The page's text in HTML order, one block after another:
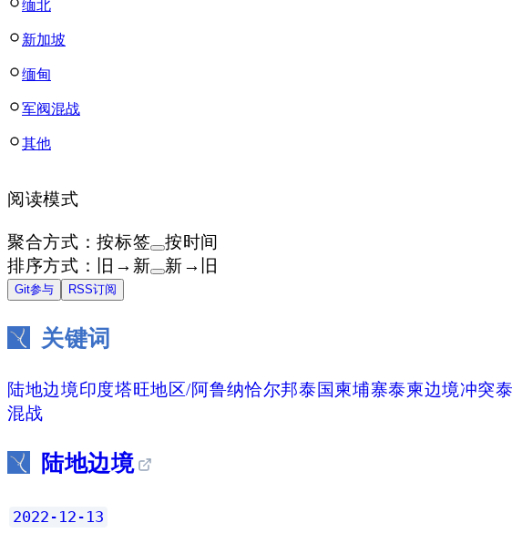
缅北
新加坡
缅甸
军阀混战
其他
阅读模式
聚合方式：按标签
按时间
排序方式：
旧→新 新→旧
Git参与 RSS订阅
关键词
陆地边境印度塔旺地区/阿鲁纳恰尔邦泰国柬埔寨泰柬边境冲突
混战
陆地边境
2022-12-13